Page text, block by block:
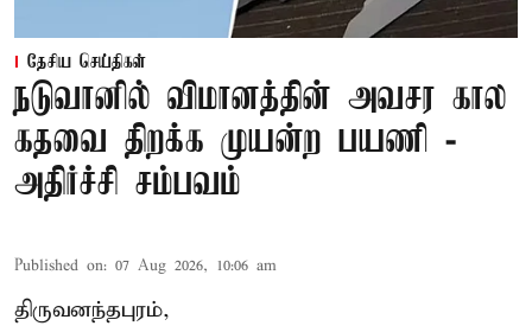
தேசிய செய்திகள்
நடுவானில் விமானத்தின் அவசர கால
கதவை திறக்க முயன்ற பயணி -
அதிர்ச்சி சம்பவம்
Published on: 07 Aug 2026, 10:06 am
திருவனந்தபுரம்,